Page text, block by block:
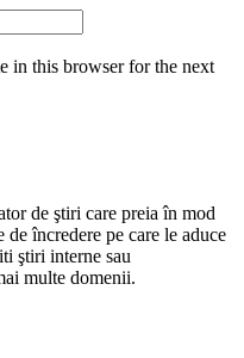
in this browser for the next
de ştiri care preia în mod
încredere pe care le aduce
ştiri interne sau
multe domenii.